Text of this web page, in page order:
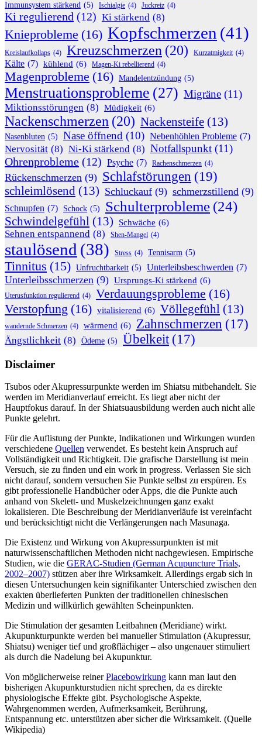
Immunsystem stärkend (5) Ischialgie (4) Juckreiz (4)
Ki regulierend (12) Ki stärkend (8)
Knieprobleme (16) Kopfschmerzen (41)
Kreislaufkollaps (4) Kreuzschmerzen (20) Kurzatmigkeit (4)
Kälte (7) kühlend (6) Magen-Ki rebellierend (4)
Magenprobleme (16) Mandelentzündung (5)
Menstruationsprobleme (27) Migräne (11)
Miktionsstörungen (8) Müdigkeit (6)
Nackenschmerzen (20) Nackensteife (13)
Nasenbluten (5) Nase öffnend (10) Nebenhöhlen Probleme (7)
Nervosität (8) Ni-Ki stärkend (8) Notfallspunkt (11)
Ohrenprobleme (12) Psyche (7) Rachenschmerzen (4)
Rückenschmerzen (9) Schlafstörungen (19)
schleimlösend (13) Schluckauf (9) schmerzstillend (9)
Schnupfen (7) Schock (5) Schulterprobleme (24)
Schwindelgefühl (13) Schwäche (6)
Sehnen entspannend (8) Shen-Mangel (4)
staulösend (38) Stress (4) Tennisarm (5)
Tinnitus (15) Unfruchtbarkeit (5) Unterleibsbeschwerden (7)
Unterleibsschmerzen (9) Ursprungs-Ki stärkend (6)
Uterusfunktion regulierend (4) Verdauungsprobleme (16)
Verstopfung (16) vitalisierend (6) Völlegefühl (13)
wandernde Schmerzen (4) wärmend (6) Zahnschmerzen (17)
Ängstlichkeit (8) Ödeme (5) Übelkeit (17)
Disclaimer
Tsubos oder Akupressurpunkte werden im Shiatsu mitbehandelt. Sie
werden im Meridianverlauf erreicht. Es liegt aber nicht der
Hauptfokus darauf. In der Shiatsuausbildung werden auch nicht alle
Punkte gelehrt.
Für die Auflistung der Punkte, Indikationen und Wirkungen wurden
verschiedene Quellen verwendet. Es besteht kein Anspruch auf
Vollständigkeit und Richtigkeit. Die grafische Darstellung ist mein
Versuch, sie zu finden und ein work in progress. Verlassen Sie sich
nicht darauf, sondern versuchen Sie Punkte selbst zu erspüren. Es
gibt professionelle Handbücher oder Apps, die die Punkte auch
anhand von Skelett- und Muskelzeichnungen ganz exakt
lokalisieren. Die Beschreibung der Meridianverläufe ist vereinfacht
und berücksichtigt nicht die Verlängerungen nach Masunaga.
Die Existenz und Wirkung von Akupressurpunkten ist mit
naturwissenschaftlichen Methoden nicht nachgewiesen. Empirische
Studien, wie die GERAC-Studien (German Acupuncture Trials,
2002–2007) stützen aber ihre Wirksamkeit. Allerdings ergab sich in
diesen Untersuchungen kein signifikanter Unterschied zwischen den
exakten überlieferten Punkten der traditionellen chinesischen
Medizin und willkürlich gewählten Scheinpunkten.
Die Stimulation der gesamten Leitbahnen (Meridiane) wirkt.
Akupunkturpunkte werden bei manueller Stimulation (Akupressur,
Shiatsu) weniger tief und großflächiger – also ungenauer stimuliert
als durch die Nadelung bei Akupunktur.
Von möglicherweise reinerPlacebowirkung kann man laut den
bisherigen Akupunkturstudien nicht sprechen, da es direkte
physiologische Effekte gibt. Psychologische Aspekte,
Wahrgenommen werden, Aufmerksamkeit, Berührung,
Entspannung etc. unterstützen aber sicher die Wirksamkeit. (Quelle
Wikipedia)